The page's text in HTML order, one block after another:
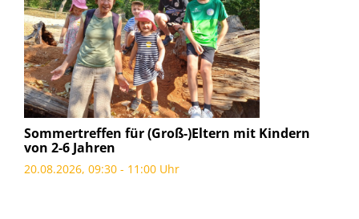
Sommertreffen für (Groß-)Eltern mit Kindern
von 2-6 Jahren
20.08.2026, 09:30 - 11:00 Uhr